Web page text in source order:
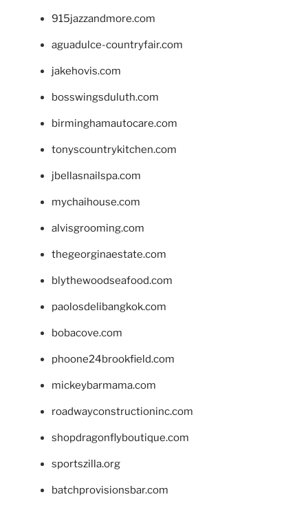
915jazzandmore.com
aguadulce-countryfair.com
jakehovis.com
bosswingsduluth.com
birminghamautocare.com
tonyscountrykitchen.com
jbellasnailspa.com
mychaihouse.com
alvisgrooming.com
thegeorginaestate.com
blythewoodseafood.com
paolosdelibangkok.com
bobacove.com
phoone24brookfield.com
mickeybarmama.com
roadwayconstructioninc.com
shopdragonflyboutique.com
sportszilla.org
batchprovisionsbar.com